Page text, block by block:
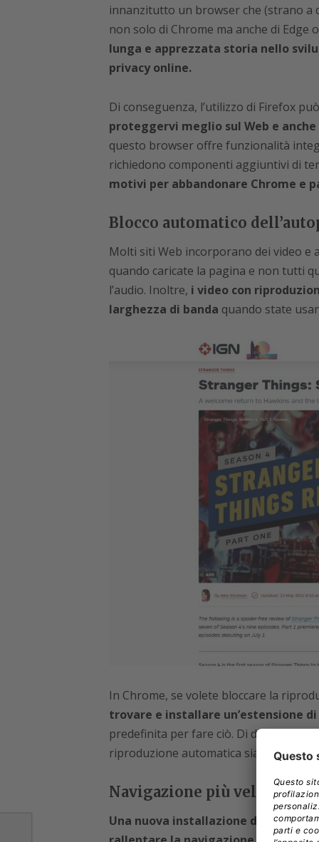
innanzitutto un browser che (strano a
non solo di Chrome ma anche di Edge
lunga e apprezzata storia nello
privacy online.
Di conseguenza, l’utilizzo di Firefox
proteggervi meglio sul Web e
questo browser offre funzionalità
richiedono componenti aggiuntivi di
motivi per abbandonare Chrome e
Blocco automatico
Molti siti Web incorporano dei video
quando caricate la pagina e non tutti
l’audio. Inoltre, i video con
larghezza di banda quando state
In Chrome, se volete bloccare la
trovare e installare un’estensione
predefinita per fare ciò. Di default,
riproduzione automatica sia dell’audio,
Navigazione più veloce
Una nuova installazione di Firefox